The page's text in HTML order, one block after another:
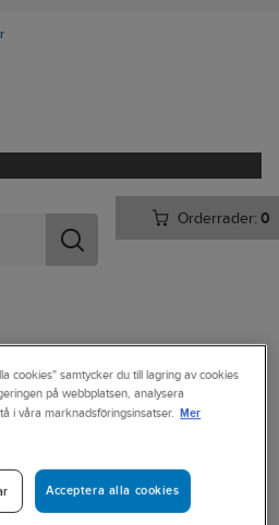
Orderrader:0
& Fritid
Utomhusmatlagning
Träspatel,
40 cm
cookies" samtycker du till lagring av cookies
på webbplatsen, analysera
i våra marknadsföringsinsatser. Mer
Acceptera alla cookies